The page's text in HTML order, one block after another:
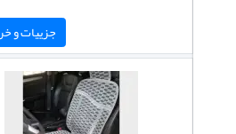
جزییات و